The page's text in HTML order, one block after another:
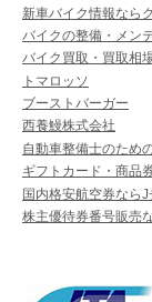
新車バイク情報なら
バイクの整備・メン
バイク買取・買取相
トマロッソ
ブーストバーガー
西養鰻株式会社
自動車整備士のため
ギフトカード・商品
国内格安航空券ならJ
株主優待券番号販売